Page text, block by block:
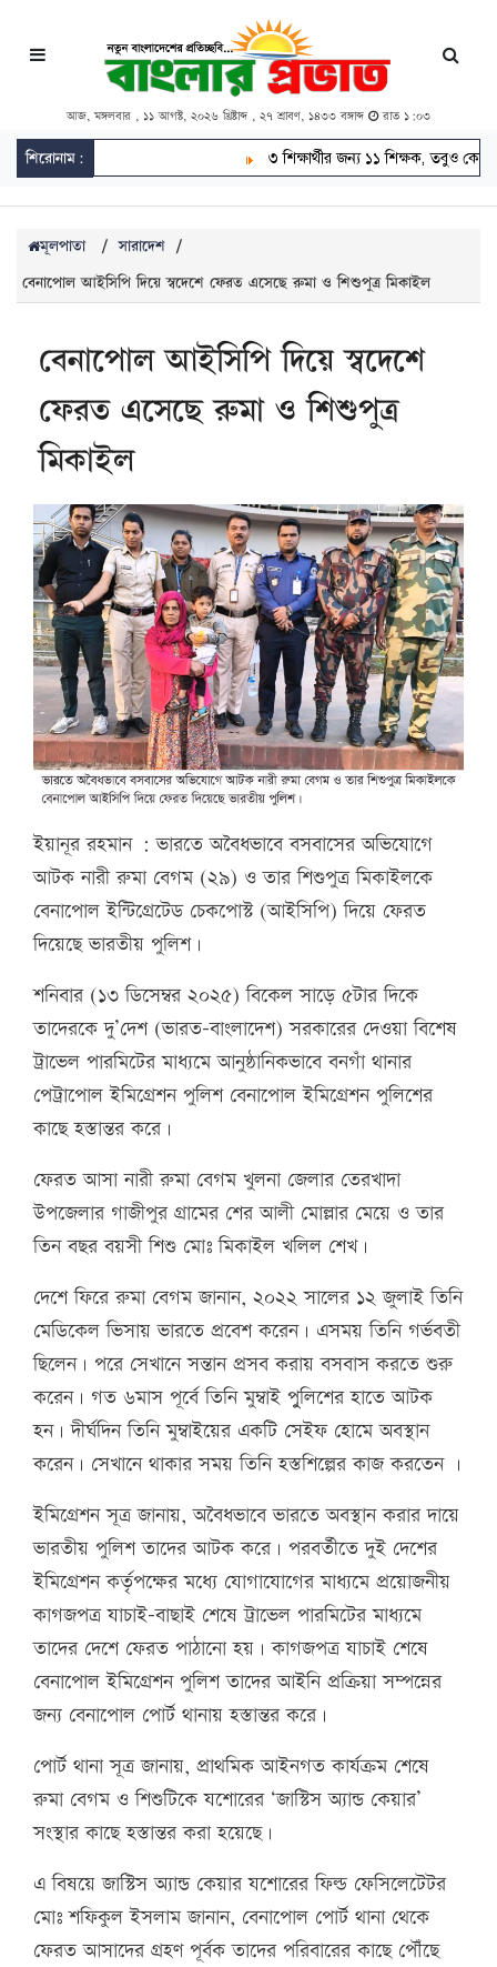
আজ, মঙ্গলবার , ১১ আগস্ট, ২০২৬ খ্রিষ্টাব্দ , ২৭ শ্রাবণ, ১৪৩৩ বঙ্গাব্দ রাত ১:০৩
শিরোনাম: ৩ শিক্ষার্থীর জন্য ১১ শিক্ষক, তবুও কেউ পাস করেনি
মূলপাতা / সারাদেশ /
বেনাপোল আইসিপি দিয়ে স্বদেশে ফেরত এসেছে রুমা ও শিশুপুত্র মিকাইল
বেনাপোল আইসিপি দিয়ে স্বদেশে
ফেরত এসেছে রুমা ও শিশুপুত্র
মিকাইল
ইয়ানূর রহমান : ভারতে অবৈধভাবে বসবাসের অভিযোগে
আটক নারী রুমা বেগম (২৯) ও তার শিশুপুত্র মিকাইলকে
বেনাপোল ইন্টিগ্রেটেড চেকপোস্ট (আইসিপি) দিয়ে ফেরত
দিয়েছে ভারতীয় পুলিশ।
শনিবার (১৩ ডিসেম্বর ২০২৫) বিকেল সাড়ে ৫টার দিকে
তাদেরকে দু’দেশ (ভারত-বাংলাদেশ) সরকারের দেওয়া বিশেষ
ট্রাভেল পারমিটের মাধ্যমে আনুষ্ঠানিকভাবে বনগাঁ থানার
পেট্রাপোল ইমিগ্রেশন পুলিশ বেনাপোল ইমিগ্রেশন পুলিশের
কাছে হস্তান্তর করে।
ফেরত আসা নারী রুমা বেগম খুলনা জেলার তেরখাদা
উপজেলার গাজীপুর গ্রামের শের আলী মোল্লার মেয়ে ও তার
তিন বছর বয়সী শিশু মোঃ মিকাইল খলিল শেখ।
দেশে ফিরে রুমা বেগম জানান, ২০২২ সালের ১২ জুলাই তিনি
মেডিকেল ভিসায় ভারতে প্রবেশ করেন। এসময় তিনি গর্ভবতী
ছিলেন। পরে সেখানে সন্তান প্রসব করায় বসবাস করতে শুরু
করেন। গত ৬মাস পূর্বে তিনি মুম্বাই পুুলিশের হাতে আটক
হন। দীর্ঘদিন তিনি মুম্বাইয়ের একটি সেইফ হোমে অবস্থান
করেন। সেখানে থাকার সময় তিনি হস্তশিল্পের কাজ করতেন ।
ইমিগ্রেশন সূত্র জানায়, অবৈধভাবে ভারতে অবস্থান করার দায়ে
ভারতীয় পুলিশ তাদের আটক করে। পরবর্তীতে দুই দেশের
ইমিগ্রেশন কর্তৃপক্ষের মধ্যে যোগাযোগের মাধ্যমে প্রয়োজনীয়
কাগজপত্র যাচাই-বাছাই শেষে ট্রাভেল পারমিটের মাধ্যমে
তাদের দেশে ফেরত পাঠানো হয়। কাগজপত্র যাচাই শেষে
বেনাপোল ইমিগ্রেশন পুলিশ তাদের আইনি প্রক্রিয়া সম্পন্নের
জন্য বেনাপোল পোর্ট থানায় হস্তান্তর করে।
পোর্ট থানা সূত্র জানায়, প্রাথমিক আইনগত কার্যক্রম শেষে
রুমা বেগম ও শিশুটিকে যশোরের ‘জাস্টিস অ্যান্ড কেয়ার’
সংস্থার কাছে হস্তান্তর করা হয়েছে।
এ বিষয়ে জাস্টিস অ্যান্ড কেয়ার যশোরের ফিল্ড ফেসিলেটেটর
মোঃ শফিকুল ইসলাম জানান, বেনাপোল পোর্ট থানা থেকে
ফেরত আসাদের গ্রহণ পূর্বক তাদের পরিবারের কাছে পৌঁছে